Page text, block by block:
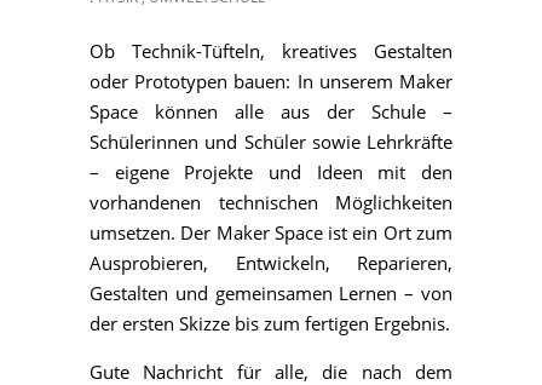
Ob Technik-Tüfteln, kreatives Gestalten
oder Prototypen bauen: In unserem Maker
Space können alle aus der Schule –
Schülerinnen und Schüler sowie Lehrkräfte
– eigene Projekte und Ideen mit den
vorhandenen technischen Möglichkeiten
umsetzen. Der Maker Space ist ein Ort zum
Ausprobieren, Entwickeln, Reparieren,
Gestalten und gemeinsamen Lernen – von
der ersten Skizze bis zum fertigen Ergebnis.
Gute Nachricht für alle, die nach dem